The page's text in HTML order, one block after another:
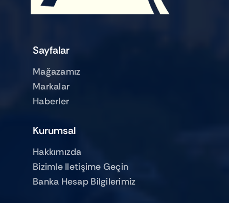
Sayfalar
Mağazamız
Markalar
Haberler
Kurumsal
Hakkımızda
Bizimle Iletişime Geçin
Banka Hesap Bilgilerimiz